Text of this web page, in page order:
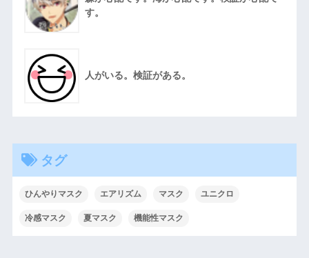
す。
人がいる。検証がある。
タグ
ひんやりマスク エアリズム マスク ユニクロ
冷感マスク 夏マスク 機能性マスク